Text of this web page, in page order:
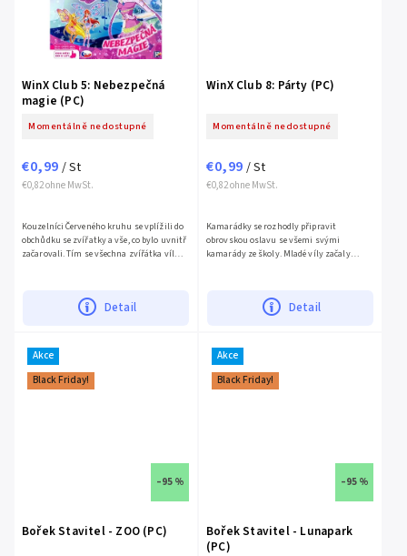
WinX Club 5: Nebezpečná
magie (PC)
Momentálně nedostupné
€0,82 ohne MwSt.
€0,99 / St
Detail
Kouzelníci Červeného kruhu se vplížili do
obchůdku se zvířatky a vše, co bylo uvnitř
začarovali. Tím se všechna zvířátka víl
WinX Club 8: Párty (PC)
Momentálně nedostupné
€0,82 ohne MwSt.
€0,99 / St
Detail
Kamarádky se rozhodly připravit
obrovskou oslavu se všemi svými
kamarády ze školy. Mladé víly začaly
Akce
Black Friday!
–95 %
Bořek Stavitel - ZOO (PC)
Akce
Black Friday!
–95 %
Bořek Stavitel - Lunapark
(PC)